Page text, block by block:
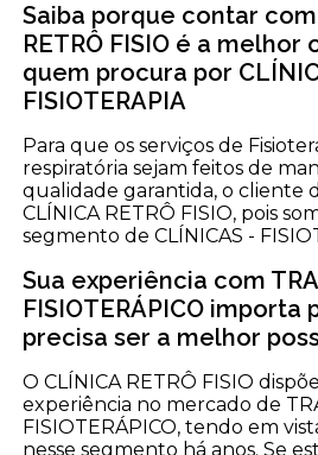
Saiba porque contar
RETRÔ FISIO é a melhor
quem procura por
FISIOTERAPIA
Para que os serviços de
respiratória sejam feitos de
qualidade garantida, o cliente
CLÍNICA RETRÔ FISIO, pois
segmento de CLÍNICAS -
Sua experiência com
FISIOTERÁPICO importa
precisa ser a melhor
O CLÍNICA RETRÔ FISIO
experiência no mercado de
FISIOTERÁPICO, tendo em
nesse segmento há anos. Se